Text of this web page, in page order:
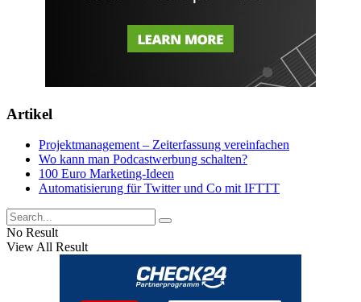
Artikel
Projektmanagement – Zeiterfassung vereinfachen
Wo kann man Podcastwerbung schalten?
100 Euro Marketing-Ideen
Automatisierung für Twitter und Co mit IFTTT
No Result
View All Result